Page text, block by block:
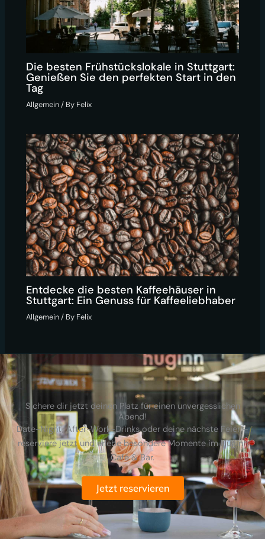
Die besten Frühstückslokale in Stuttgart:
Genießen Sie den perfekten Start in den
Tag
Allgemein/ By Felix
Entdecke die besten Kaffeehäuser in
Stuttgart: Ein Genuss für Kaffeeliebhaber
Allgemein/ By Felix
Sichere dir jetzt deinen Platz für einen unvergesslichen
Abend!
Date-Night, After-Work-Drinks oder deine nächste Feier –
reserviere jetzt und erlebe besondere Momente im Huginn
Café & Bar.
Jetzt reservieren